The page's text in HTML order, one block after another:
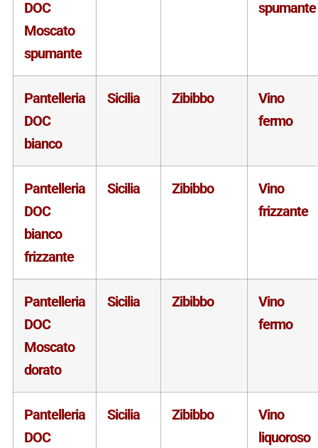
DOC
Moscato
spumante
spumante
Pantelleria
DOC
bianco
Sicilia Zibibbo
Vino
fermo
Pantelleria
DOC
bianco
frizzante
Sicilia Zibibbo
Vino
frizzante
Pantelleria
DOC
Moscato
dorato
Sicilia Zibibbo
Vino
fermo
Pantelleria
DOC
Sicilia Zibibbo
Vino
liquoroso